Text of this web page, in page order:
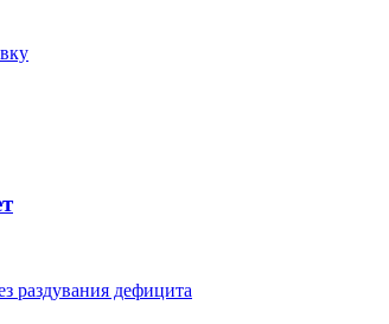
раздувания дефицита